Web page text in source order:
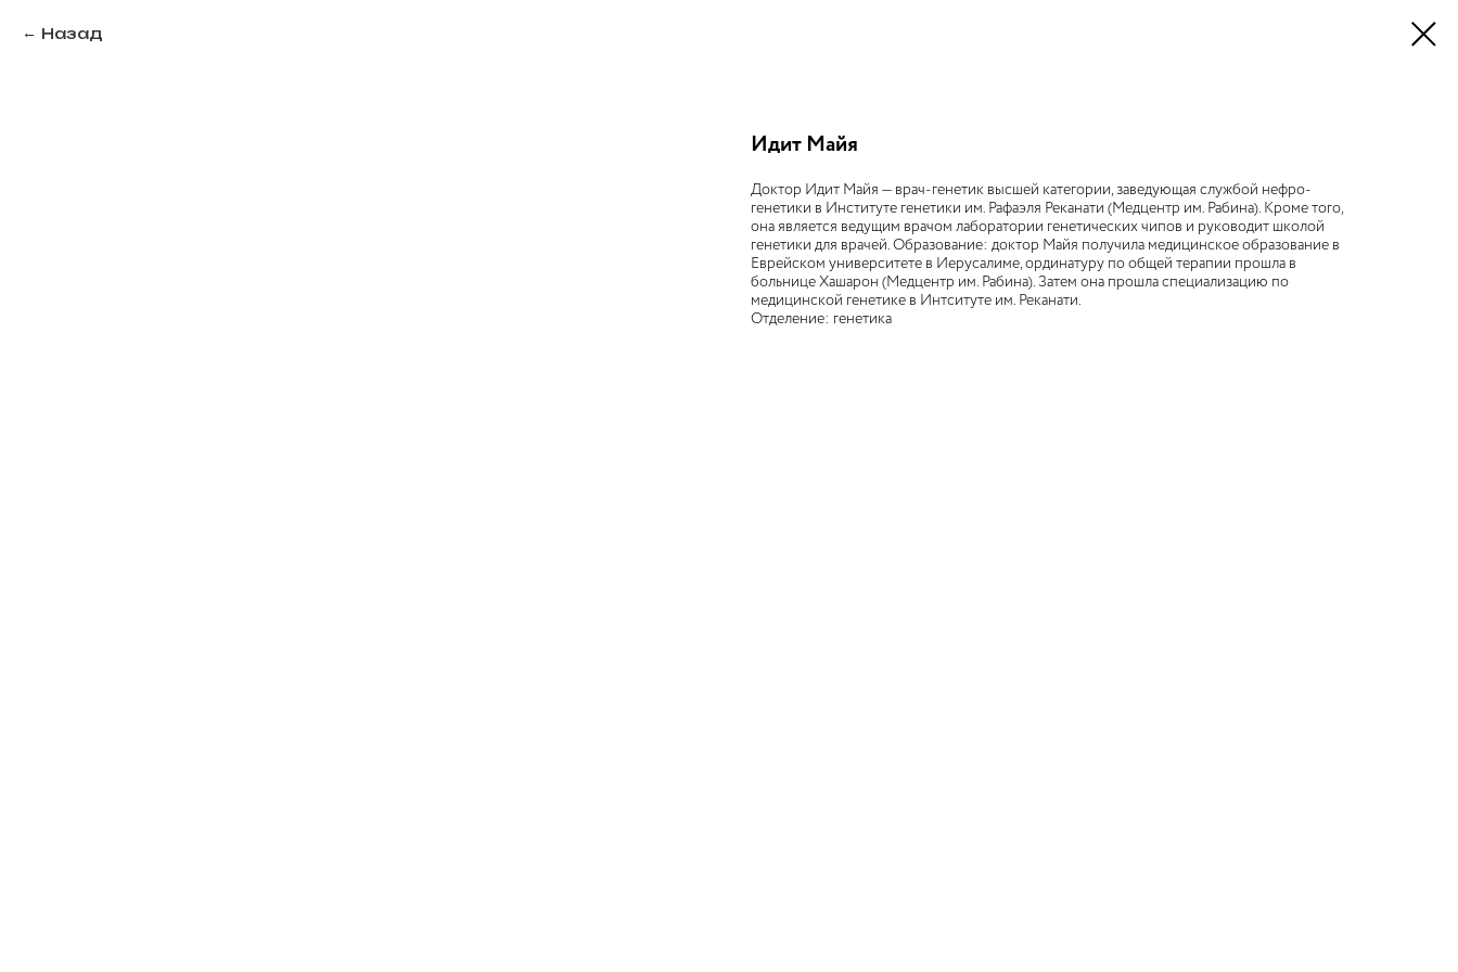
Назад
Идит Майя
Доктор Идит Майя — врач-генетик высшей категории, заведующая службой нефро-
генетики в Институте генетики им. Рафаэля Реканати (Медцентр им. Рабина). Кроме того,
она является ведущим врачом лаборатории генетических чипов и руководит школой
генетики для врачей. Образование: доктор Майя получила медицинское образование в
Еврейском университете в Иерусалиме, ординатуру по общей терапии прошла в
больнице Хашарон (Медцентр им. Рабина). Затем она прошла специализацию по
медицинской генетике в Интситуте им. Реканати.
Отделение: генетика